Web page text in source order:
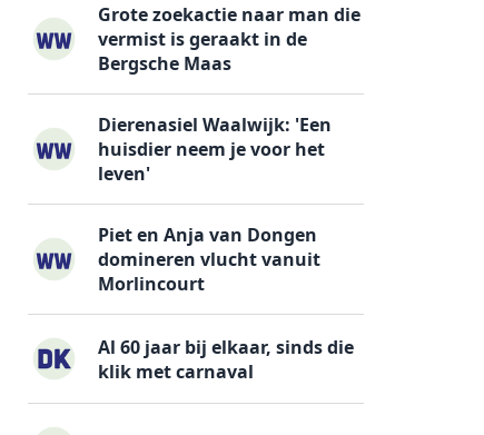
Grote zoekactie naar man die
vermist is geraakt in de
Bergsche Maas
Dierenasiel Waalwijk: 'Een
huisdier neem je voor het
leven'
Piet en Anja van Dongen
domineren vlucht vanuit
Morlincourt
Al 60 jaar bij elkaar, sinds die
klik met carnaval